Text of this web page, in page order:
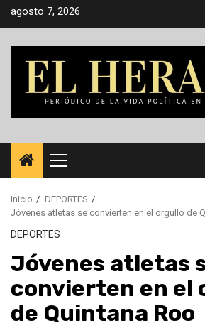
Saltar
agosto 7, 2026
Menú
principal
Inicio
DEPORTES
Jóvenes atletas se convierten en el orgullo de
DEPORTES
Jóvenes atletas
convierten en el
de Quintana Roo